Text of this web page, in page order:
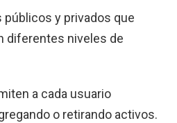
y privados que
diferentes niveles de
a cada usuario
o retirando activos.